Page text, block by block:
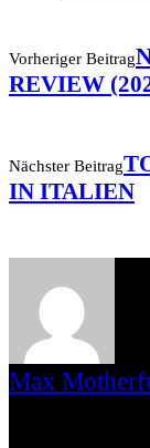
Vorheriger Beitrag
REVIEW
Nächster Beitrag
IN ITALIEN
Max